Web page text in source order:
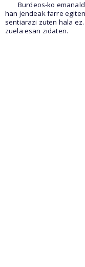
Burdeos-ko
han jendeak farre
sentiarazi zuten hala
zuela esan zidaten.